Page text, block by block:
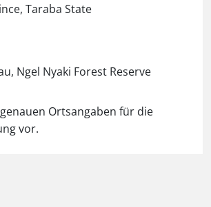
Taraba State
Ngel Nyaki Forest Reserve
Ortsangaben für die
vor.